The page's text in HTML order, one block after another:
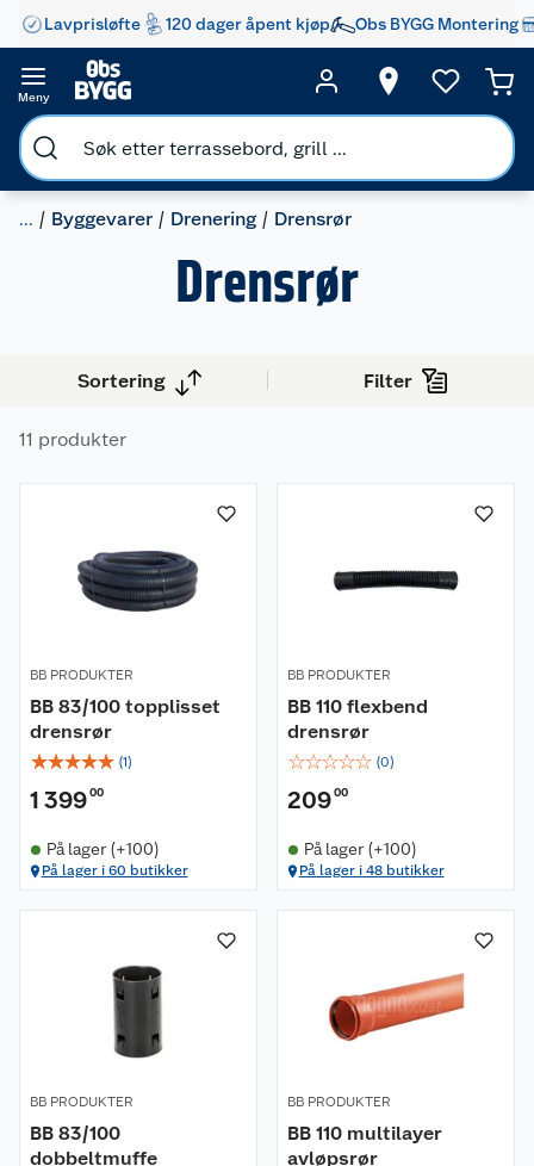
Lavprisløfte 120 dager åpent kjøp Obs BYGG Montering
Meny
... Byggevarer Drenering Drensrør
Drensrør
Sortering Filter
11 produkter
BB PRODUKTER
BB 83/100 topplisset
drensrør
☆☆☆☆☆ (1)
1 39900
På lager (+100)
På lager i 60 butikker
BB PRODUKTER
BB 110 flexbend
drensrør
☆☆☆☆☆ (0)
20900
På lager (+100)
På lager i 48 butikker
BB PRODUKTER
BB 83/100
dobbeltmuffe
BB PRODUKTER
BB 110 multilayer
avløpsrør